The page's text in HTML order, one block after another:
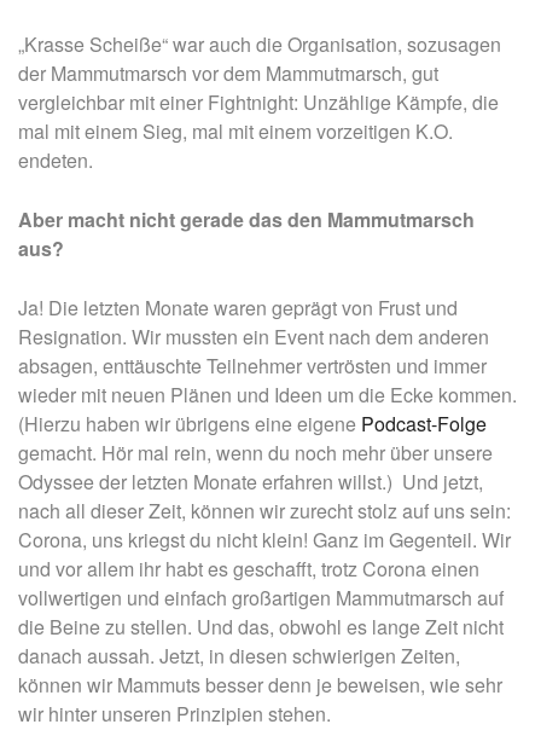
„Krasse Scheiße“ war auch die Organisation, sozusagen
der Mammutmarsch vor dem Mammutmarsch, gut
vergleichbar mit einer Fightnight: Unzählige Kämpfe, die
mal mit einem Sieg, mal mit einem vorzeitigen K.O.
endeten.
Aber macht nicht gerade das den Mammutmarsch
aus?
Ja! Die letzten Monate waren geprägt von Frust und
Resignation. Wir mussten ein Event nach dem anderen
absagen, enttäuschte Teilnehmer vertrösten und immer
wieder mit neuen Plänen und Ideen um die Ecke kommen.
(Hierzu haben wir übrigens eine eigene Podcast-Folge
gemacht. Hör mal rein, wenn du noch mehr über unsere
Odyssee der letzten Monate erfahren willst.) Und jetzt,
nach all dieser Zeit, können wir zurecht stolz auf uns sein:
Corona, uns kriegst du nicht klein! Ganz im Gegenteil. Wir
und vor allem ihr habt es geschafft, trotz Corona einen
vollwertigen und einfach großartigen Mammutmarsch auf
die Beine zu stellen. Und das, obwohl es lange Zeit nicht
danach aussah. Jetzt, in diesen schwierigen Zeiten,
können wir Mammuts besser denn je beweisen, wie sehr
wir hinter unseren Prinzipien stehen.